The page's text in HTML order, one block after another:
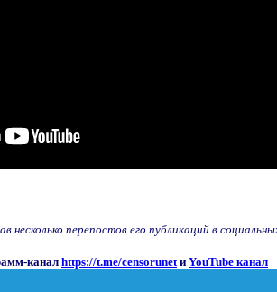
несколько перепостов его публикаций в
канал https://t.me/censorunet и YouTube канал